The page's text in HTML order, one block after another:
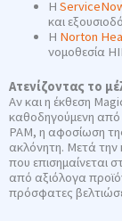
Η
και
Η Norton
νομοθεσία
Ατενίζοντας το
Αν και η έκθεση
καθοδηγούμενη από
PAM, η αφοσίωση
ακλόνητη. Μετά την
που επισημαίνεται
από αξιόλογα
πρόσφατες